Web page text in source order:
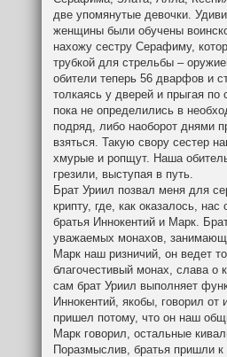
две упомянутые девочки.
женщины были обучены
нахожу сестру Серафиму,
трубкой для стрельбы –
обители теперь 56 дварфов и
толкаясь у дверей и прыгая
пока не определились в
подряд, либо наоборот днями
взяться. Такую свору сестер
хмурые и ропщут. Наша
грезили, выступая в путь.
Брат Уриил позвал меня для
крипту, где, как оказалось,
братья Иннокентий и Марк.
уважаемых монахов,
Марк наш ризничий, он ведет
благочестивый монах, слава о
сам брат Уриил выполняет
Иннокентий, якобы, говорил
пришел потому, что он наш
Марк говорил, остальные
Поразмыслив, братья пришли к